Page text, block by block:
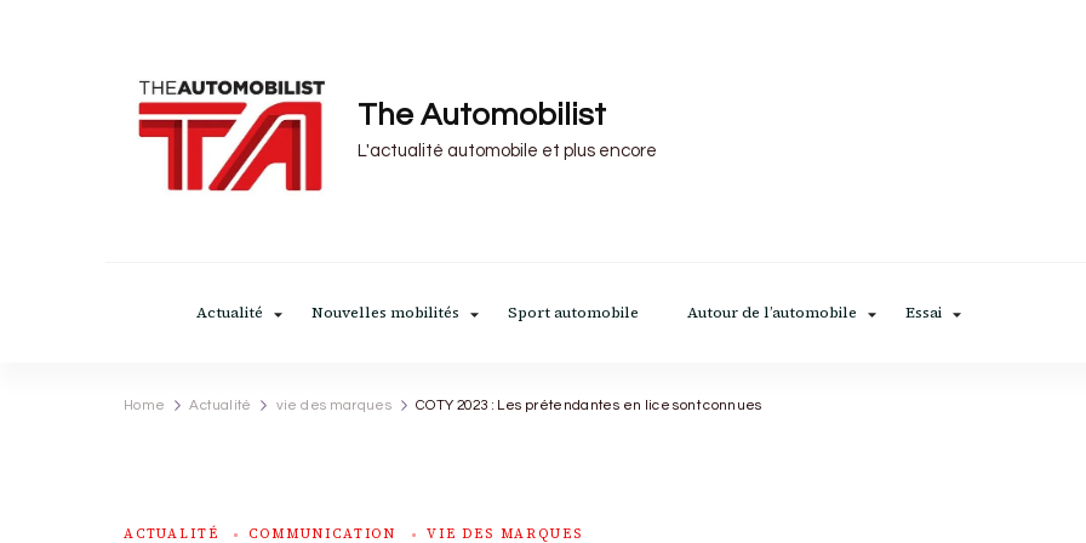
The Automobilist
L'actualité automobile et plus encore
Actualité Nouvelles mobilités Sport automobile Autour de l’automobile Essai
Home Actualité vie des marques COTY 2023 : Les prétendantes en lice sont connues
ACTUALITÉ COMMUNICATION VIE DES MARQUES